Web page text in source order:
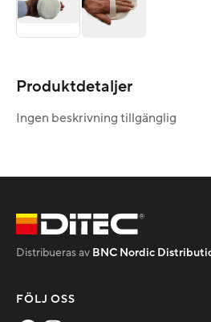
Produktdetaljer
Ingen beskrivning tillgänglig
Distribueras av BNC Nordic
FÖLJ OSS